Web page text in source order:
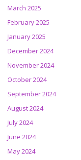
March 2025
February 2025
January 2025
December 2024
November 2024
October 2024
September 2024
August 2024
July 2024
June 2024
May 2024